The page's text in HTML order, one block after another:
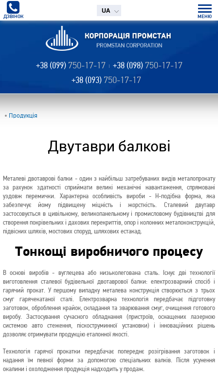
ДЗВІНОК
UA
МЕНЮ
+38 (099) 750-17-17 +38 (098) 750-17-17
+38 (093) 750-17-17
Продукція
Двутаври балкові
Металеві двотаврові балки - один з найбільш затребуваних видів металопрокату
за рахунок здатності сприймати великі механічні навантаження, спрямовані
уздовж перемички. Характерна особливість вироби - Н-подібна форма, яка
забезпечує йому підвищену міцність і жорсткість. Сталевий двутавр
застосовується в цивільному, великопанельному і промисловому будівництві для
створення покрівельних і дахових перекриттів, опор і колонних металоконструкцій,
підвісних шляхів, мостових споруд, шляхових естакад.
Тонкощі виробничого процесу
В основі виробів - вуглецева або низьколегована сталь. Існує дві технології
виготовлення сталевої будівельної двотаврової балки: електрозварний спосіб і
гарячий прокат. У першому випадку металева конструкція створюється з трьох
смуг гарячекатаної сталі. Електрозварна технологія передбачає підготовку
заготовок, оброблення крайок, складання та зварювання смуг, очищення готового
виробу. Застосування сучасного обладнання (пристроїв, оснащених лазерною
системою авто стеження, піскоструминної установки) і інноваційних рішень
дозволяє отримувати продукцію еталонної якості.
Технологія гарячої прокатки передбачає попереднє розігрівання заготовок і
надання їм певної форми за допомогою спеціальних валків. Після усунення
окалини і охолодження продукція надходить у продаж.